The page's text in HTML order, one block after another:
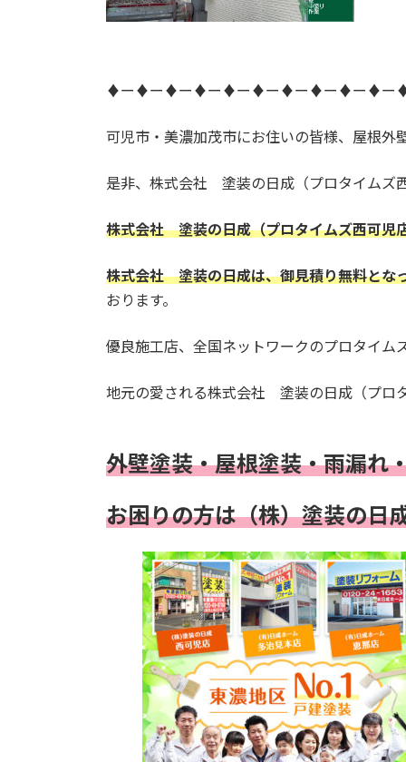
♦ー♦ー♦ー♦ー♦ー♦ー♦ー♦ー♦ー♦
可児市・美濃加茂市にお住いの皆様、屋根外
是非、株式会社 塗装の日成（プロタイムズ
株式会社 塗装の日成（プロタイムズ西可児
株式会社 塗装の日成は、御見積り無料とな
おります。
優良施工店、全国ネットワークのプロタイム
地元の愛される株式会社 塗装の日成（プロ
外壁塗装・屋根塗装・雨漏れ
お困りの方は（株）塗装の日